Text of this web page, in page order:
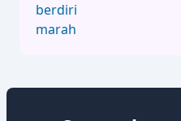
berdiri
marah